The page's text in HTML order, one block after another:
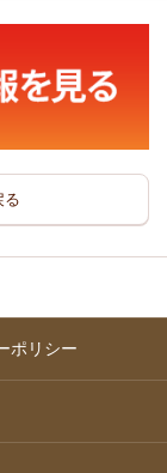
る
ポリシー